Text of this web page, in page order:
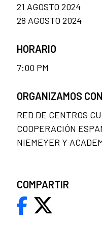
21 AGOSTO 2024
28 AGOSTO 2024
HORARIO
7:00 PM
ORGANIZAMOS CON
RED DE CENTROS
COOPERACIÓN
NIEMEYER Y
COMPARTIR